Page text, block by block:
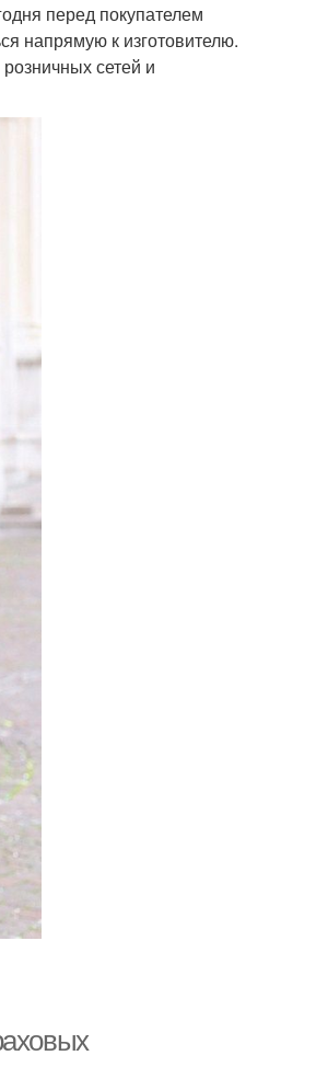
перед покупателем
напрямую к изготовителю.
сетей и